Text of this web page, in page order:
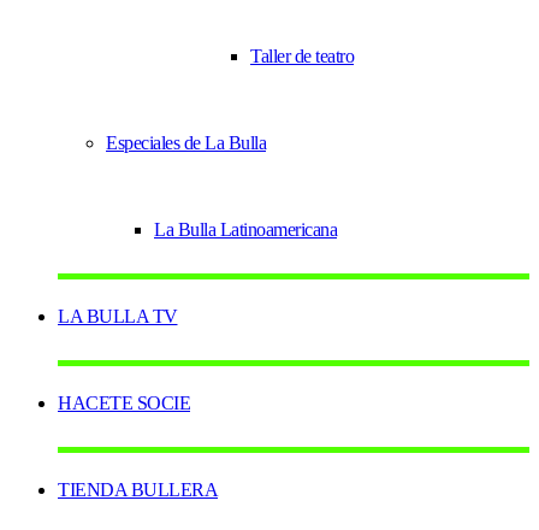
Taller de teatro
Especiales de La Bulla
La Bulla Latinoamericana
LA BULLA TV
HACETE SOCIE
TIENDA BULLERA